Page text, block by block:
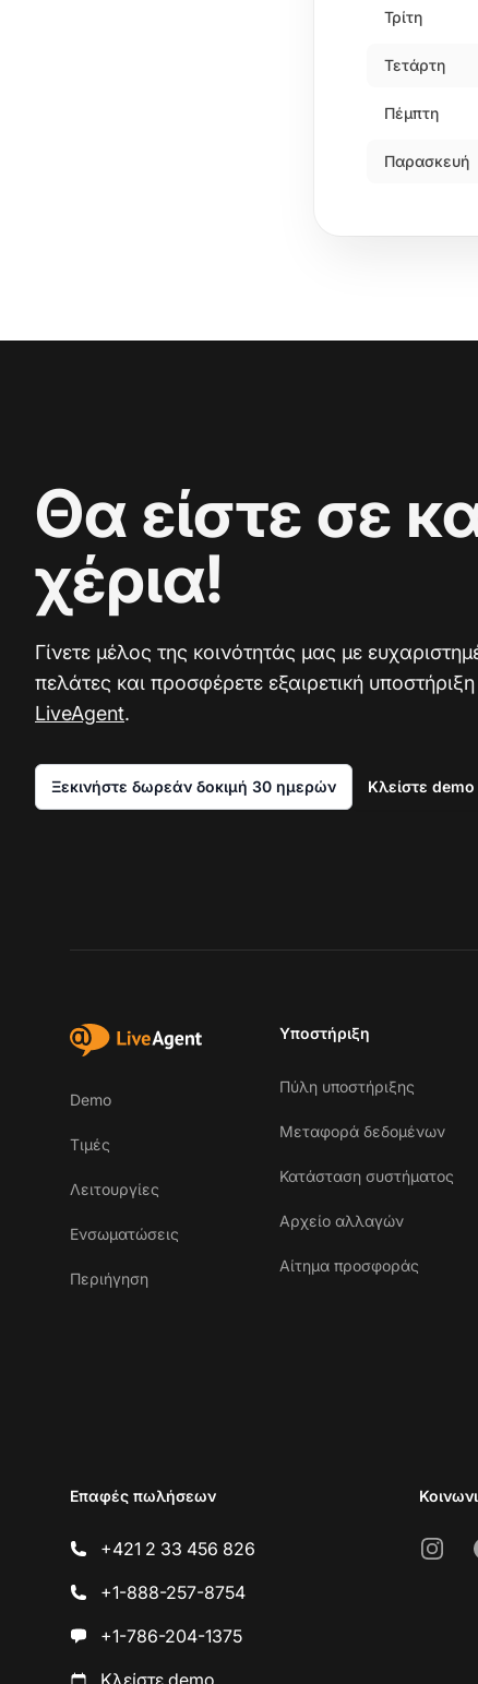
Τρίτη
Τετάρτη
Πέμπτη
Παρασκευή
Θα είστε σε
χέρια!
Γίνετε μέλος της κοινότητάς μας με
πελάτες και προσφέρετε εξαιρετική
LiveAgent.
Ξεκινήστε δωρεάν δοκιμή 30 ημερών Κλείστε demo
Demo
Τιμές
Λειτουργίες
Ενσωματώσεις
Περιήγηση
Υποστήριξη
Πύλη υποστήριξης
Μεταφορά δεδομένων
Κατάσταση συστήματος
Αρχείο αλλαγών
Αίτημα προσφοράς
Επαφές πωλήσεων
+421 2 33 456 826
+1-888-257-8754
+1-786-204-1375
Κλείστε demo